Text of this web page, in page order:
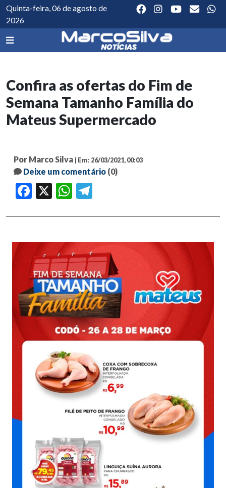
Quinta-feira, 06 de agosto de
2026
Confira as ofertas do Fim de
Semana Tamanho Família do
Mateus Supermercado
Por Marco Silva | Em: 26/03/2021, 00:03
Deixe um comentário (0)
Facebook WhatsApp